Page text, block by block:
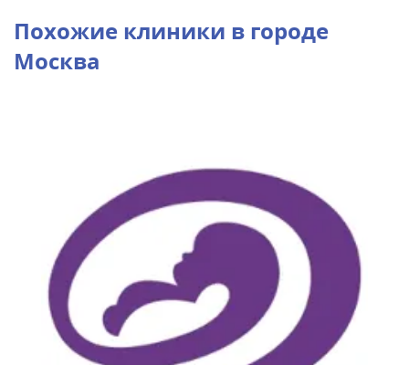
Похожие клиники в городе
Москва